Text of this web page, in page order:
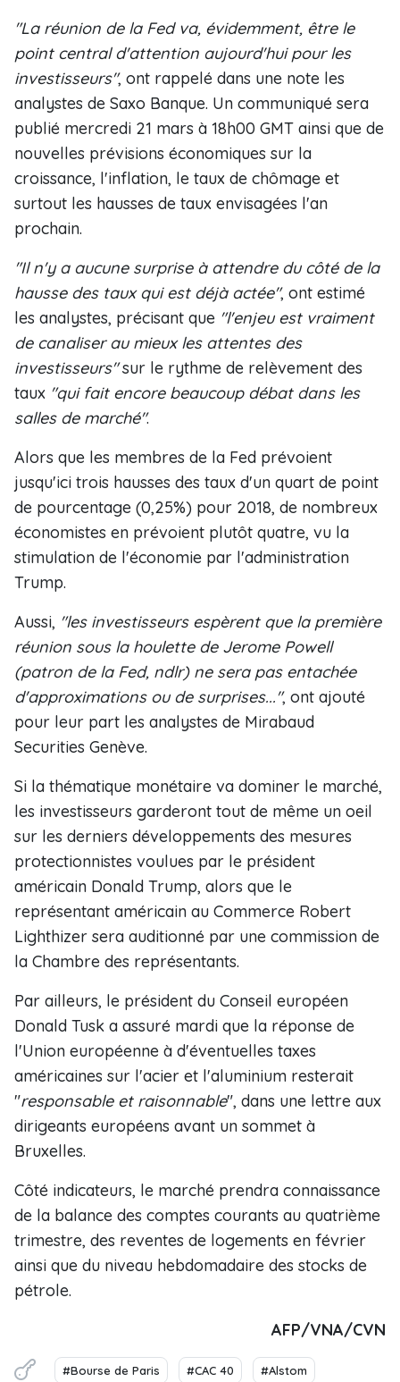
"La réunion de la Fed va, évidemment, être le
point central d'attention aujourd'hui pour les
investisseurs", ont rappelé dans une note les
analystes de Saxo Banque. Un communiqué sera
publié mercredi 21 mars à 18h00 GMT ainsi que de
nouvelles prévisions économiques sur la
croissance, l'inflation, le taux de chômage et
surtout les hausses de taux envisagées l'an
prochain.
"Il n'y a aucune surprise à attendre du côté de la
hausse des taux qui est déjà actée", ont estimé
les analystes, précisant que "l'enjeu est vraiment
de canaliser au mieux les attentes des
investisseurs"sur le rythme de relèvement des
taux "qui fait encore beaucoup débat dans les
salles de marché".
Alors que les membres de la Fed prévoient
jusqu'ici trois hausses des taux d'un quart de point
de pourcentage (0,25%) pour 2018, de nombreux
économistes en prévoient plutôt quatre, vu la
stimulation de l'économie par l'administration
Trump.
Aussi, "les investisseurs espèrent que la première
réunion sous la houlette de Jerome Powell
(patron de la Fed, ndlr) ne sera pas entachée
d'approximations ou de surprises...", ont ajouté
pour leur part les analystes de Mirabaud
Securities Genève.
Si la thématique monétaire va dominer le marché,
les investisseurs garderont tout de même un oeil
sur les derniers développements des mesures
protectionnistes voulues par le président
américain Donald Trump, alors que le
représentant américain au Commerce Robert
Lighthizer sera auditionné par une commission de
la Chambre des représentants.
Par ailleurs, le président du Conseil européen
Donald Tusk a assuré mardi que la réponse de
l'Union européenne à d'éventuelles taxes
américaines sur l'acier et l'aluminium resterait
"responsable et raisonnable", dans une lettre aux
dirigeants européens avant un sommet à
Bruxelles.
Côté indicateurs, le marché prendra connaissance
de la balance des comptes courants au quatrième
trimestre, des reventes de logements en février
ainsi que du niveau hebdomadaire des stocks de
pétrole.
AFP/VNA/CVN
#Bourse de Paris #CAC 40 #Alstom